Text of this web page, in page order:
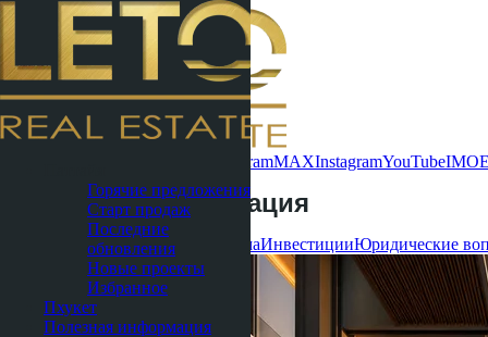
TelegramMAXInstagramYouTubeIMO
Горячие предложения
Старт продаж
Последние
обновления
Новые проекты
Избранное
Пхукет
Полезная информация
Полезная информация
КондоминиумыВиллы и домаИнвестицииЮридические